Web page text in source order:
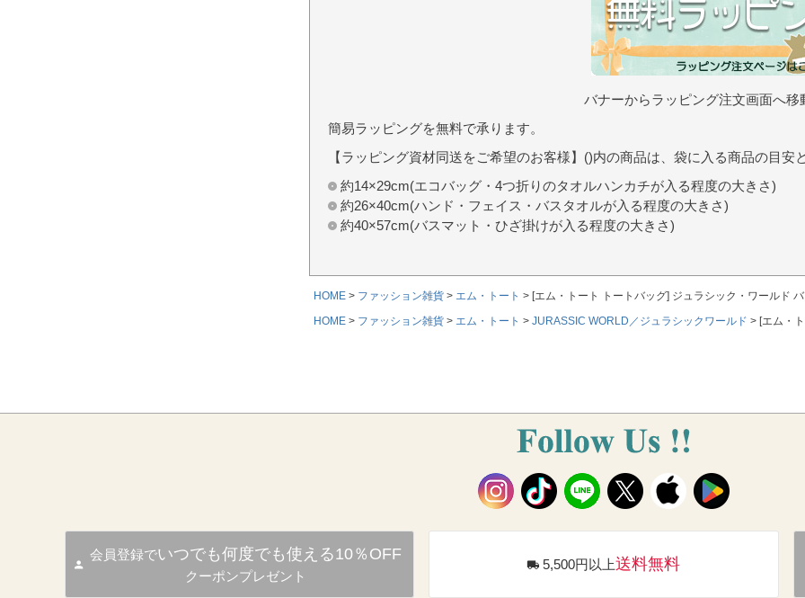
バナーからラッピング注文画面へ移
簡易ラッピングを無料で承ります。
【ラッピング資材同送をご希望のお客様】()内の商品は、袋に入る商品の目安
約14×29cm(エコバッグ・4つ折りのタオルハンカチが入る程度の大きさ)
約26×40cm(ハンド・フェイス・バスタオルが入る程度の大きさ)
約40×57cm(バスマット・ひざ掛けが入る程度の大きさ)
HOME ファッション雑貨 エム・トート
[エム・トート トートバッグ] ジュラシック・ワールド
HOME
ファッション雑貨 エム・トート JURASSIC WORLD／ジュラシックワールド [エム・
会員登録でいつでも何度でも使える10％OFF
クーポンプレゼント
5,500円以上送料無料